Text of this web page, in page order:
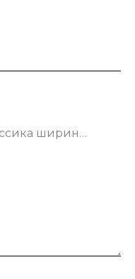
Консоль Американская Классика шириной 133 сантиметра в зеленом цвете